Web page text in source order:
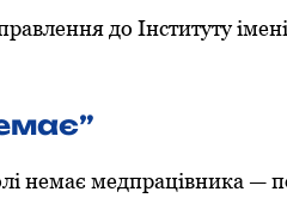
дo Інституту
немає медпрацівника —